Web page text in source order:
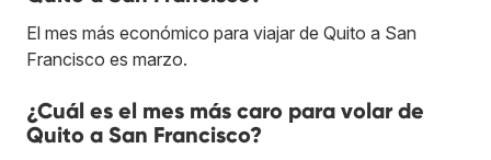
El mes más económico para viajar de Quito a San
Francisco es marzo.
¿Cuál es el mes más caro para volar de
Quito a San Francisco?